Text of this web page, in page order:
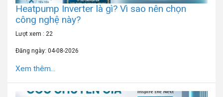
Heatpump Inverter là gì? Vì sao nên chọn
công nghệ này?
Lượt xem : 22
Đăng ngày: 04-08-2026
Xem thêm...